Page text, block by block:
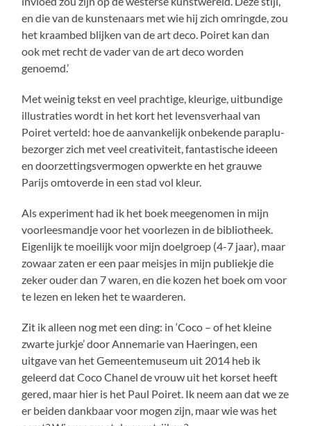
en die van de kunstenaars met wie hij zich omringde, zou
het kraambed blijken van de art deco. Poiret kan dan
ook met recht de vader van de art deco worden
genoemd.’
Met weinig tekst en veel prachtige, kleurige, uitbundige
illustraties wordt in het kort het levensverhaal van
Poiret verteld: hoe de aanvankelijk onbekende paraplu-
bezorger zich met veel creativiteit, fantastische ideeen
en doorzettingsvermogen opwerkte en het grauwe
Parijs omtoverde in een stad vol kleur.
Als experiment had ik het boek meegenomen in mijn
voorleesmandje voor het voorlezen in de bibliotheek.
Eigenlijk te moeilijk voor mijn doelgroep (4-7 jaar), maar
zowaar zaten er een paar meisjes in mijn publiekje die
zeker ouder dan 7 waren, en die kozen het boek om voor
te lezen en leken het te waarderen.
Zit ik alleen nog met een ding: in ‘Coco – of het kleine
zwarte jurkje’ door Annemarie van Haeringen, een
uitgave van het Gemeentemuseum uit 2014 heb ik
geleerd dat Coco Chanel de vrouw uit het korset heeft
gered, maar hier is het Paul Poiret. Ik neem aan dat we ze
er beiden dankbaar voor mogen zijn, maar wie was het